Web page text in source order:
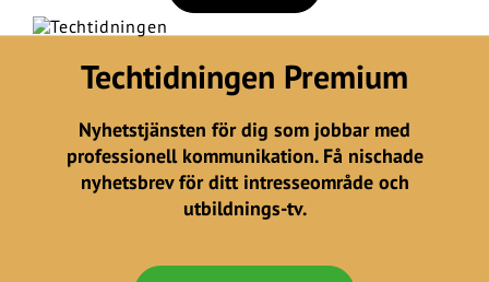
Techtidningen Premium
Nyhetstjänsten för dig som jobbar med
professionell kommunikation. Få nischade
nyhetsbrev för ditt intresseområde och
utbildnings-tv.